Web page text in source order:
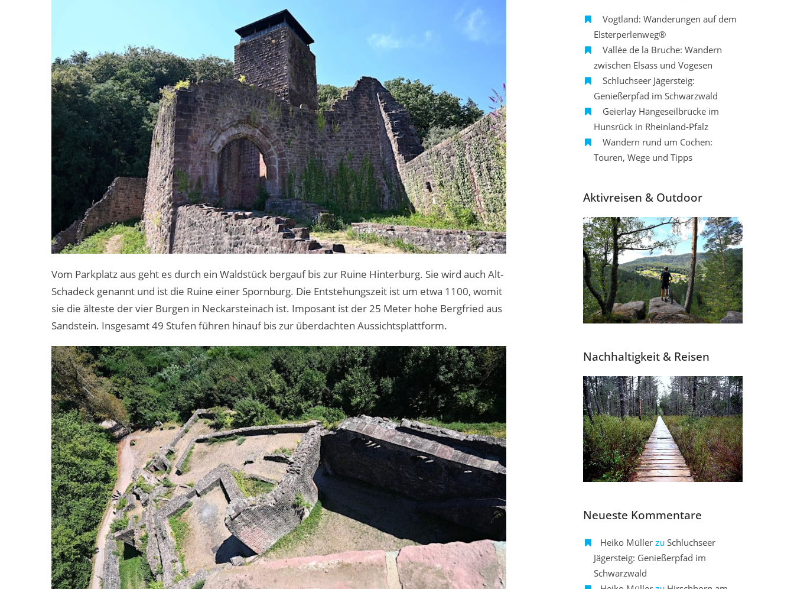
Vom Parkplatz aus geht es durch ein Waldstück bergauf bis zur Ruine Hinterburg. Sie wird auch Alt-
Schadeck genannt und ist die Ruine einer Spornburg. Die Entstehungszeit ist um etwa 1100, womit
sie die älteste der vier Burgen in Neckarsteinach ist. Imposant ist der 25 Meter hohe Bergfried aus
Sandstein. Insgesamt 49 Stufen führen hinauf bis zur überdachten Aussichtsplattform.
Vogtland: Wanderungen auf dem
Elsterperlenweg®
Vallée de la Bruche: Wandern
zwischen Elsass und Vogesen
Schluchseer Jägersteig:
Genießerpfad im Schwarzwald
Geierlay Hängeseilbrücke im
Hunsrück in Rheinland-Pfalz
Wandern rund um Cochen:
Touren, Wege und Tipps
Aktivreisen & Outdoor
Nachhaltigkeit & Reisen
Neueste Kommentare
Heiko Müllerzu Schluchseer
Jägersteig: Genießerpfad im
Schwarzwald